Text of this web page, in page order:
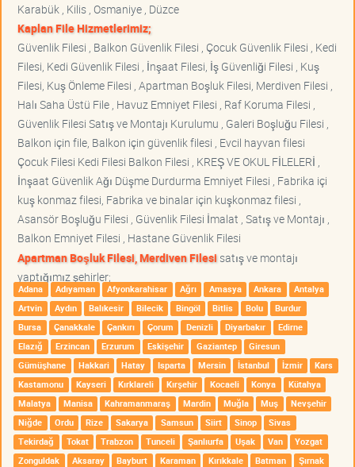
Karabük , Kilis , Osmaniye , Düzce
Kaplan File Hizmetlerimiz;
Güvenlik Filesi , Balkon Güvenlik Filesi , Çocuk Güvenlik Filesi , Kedi
Filesi, Kedi Güvenlik Filesi , İnşaat Filesi, İş Güvenliği Filesi , Kuş
Filesi, Kuş Önleme Filesi , Apartman Boşluk Filesi, Merdiven Filesi ,
Halı Saha Üstü File , Havuz Emniyet Filesi , Raf Koruma Filesi ,
Güvenlik Filesi Satış ve Montajı Kurulumu , Galeri Boşluğu Filesi ,
Balkon için file, Balkon için güvenlik filesi , Evcil hayvan filesi
Çocuk Filesi Kedi Filesi Balkon Filesi , KREŞ VE OKUL FİLELERİ ,
İnşaat Güvenlik Ağı Düşme Durdurma Emniyet Filesi , Fabrika içi
kuş konmaz filesi, Fabrika ve binalar için kuşkonmaz filesi ,
Asansör Boşluğu Filesi , Güvenlik Filesi İmalat , Satış ve Montajı ,
Balkon Emniyet Filesi , Hastane Güvenlik Filesi
Apartman Boşluk Filesi, Merdiven Filesisatış ve montajı
yaptığımız şehirler;
Adana Adıyaman Afyonkarahisar Ağrı Amasya Ankara
Antalya
Artvin
Aydın Balıkesir Bilecik Bingöl Bitlis Bolu
Burdur
Bursa
Çanakkale Çankırı Çorum Denizli Diyarbakır
Edirne
Elazığ
Erzincan Erzurum Eskişehir Gaziantep
Giresun
Gümüşhane
Hakkari Hatay Isparta Mersin İstanbul İzmir
Kars
Kastamonu
Kayseri Kırklareli Kırşehir Kocaeli Konya
Kütahya
Malatya
Manisa Kahramanmaraş Mardin Muğla Muş
Nevşehir
Niğde
Ordu Rize Sakarya Samsun Siirt Sinop
Sivas
Tekirdağ
Tokat Trabzon Tunceli Şanlıurfa Uşak Van
Yozgat
Zonguldak
Aksaray Bayburt Karaman Kırıkkale Batman
Şırnak